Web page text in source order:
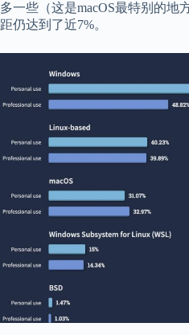
多一些（这是macOS最特别的地
距仍达到了近7%。